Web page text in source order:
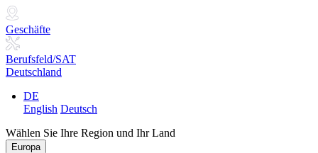
Geschäfte
Berufsfeld/SAT
Deutschland
DE
English Deutsch
Wählen Sie Ihre Region und Ihr Land
Europa